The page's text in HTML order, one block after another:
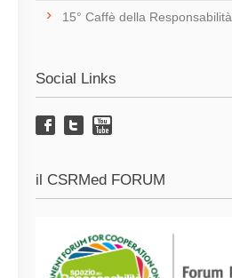
15° Caffè della Responsabilità
Social Links
il CSRMed FORUM